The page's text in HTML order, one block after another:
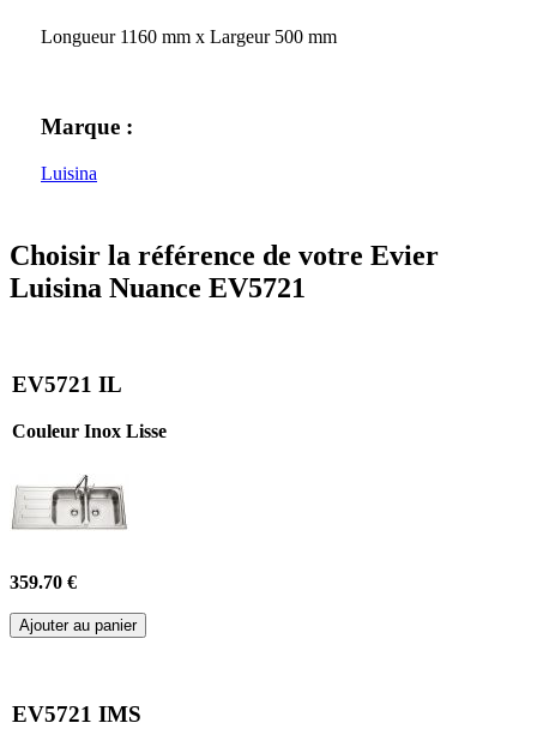
Longueur 1160 mm x Largeur 500 mm
Marque :
Luisina
Choisir la référence de votre Evier
Luisina Nuance EV5721
EV5721 IL
Couleur Inox Lisse
359.70 €
Ajouter au panier
EV5721 IMS